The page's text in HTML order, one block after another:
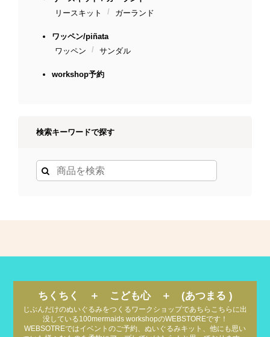
リースキット
ガーランド
ワッペン/piñata
ワッペン
サンダル
workshop予約
検索キーワードで探す
ちくちく ＋ こども心 ＋ (あつまる )
じぶんだけのぬいぐるみをつくるワークショップであちらこちらに出
没している100mermaids workshopのWEBSTOREです！
WEBSOTREではイベントのご予約、ぬいぐるみキット、他にも思い